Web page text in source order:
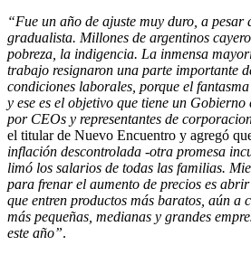
“Fue un año de ajuste muy duro, a pesar
gradualista. Millones de argentinos
pobreza, la indigencia. La inmensa
trabajo resignaron una parte importante
condiciones laborales, porque el
y ese es el objetivo que tiene un
por CEOs y representantes de
el titular de Nuevo Encuentro y agregó
inflación descontrolada -otra promesa
limó los salarios de todas las familias.
para frenar el aumento de precios es
que entren productos más baratos, aún a
más pequeñas, medianas y grandes
este año”.